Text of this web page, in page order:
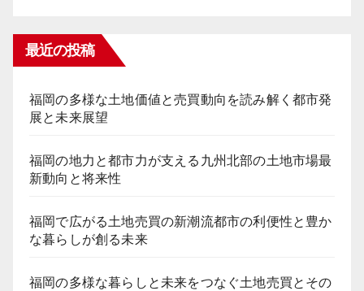
最近の投稿
福岡の多様な土地価値と売買動向を読み解く都市発
展と未来展望
福岡の地力と都市力が支える九州北部の土地市場最
新動向と将来性
福岡で広がる土地売買の新潮流都市の利便性と豊か
な暮らしが創る未来
福岡の多様な暮らしと未来をつなぐ土地売買とその